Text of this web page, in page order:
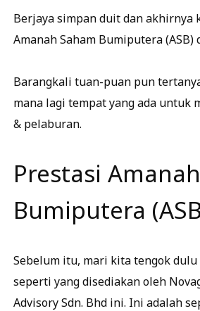
Berjaya simpan duit dan akhirnya
Amanah Saham Bumiputera (ASB)
Barangkali tuan-puan pun
mana lagi tempat yang ada untuk
& pelaburan.
Prestasi
Bumiputera
Sebelum itu, mari kita tengok dulu
seperti yang disediakan oleh
Advisory Sdn. Bhd ini. Ini adalah